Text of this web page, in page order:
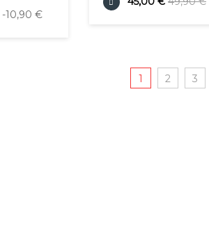
-10,90 €
1 2 3